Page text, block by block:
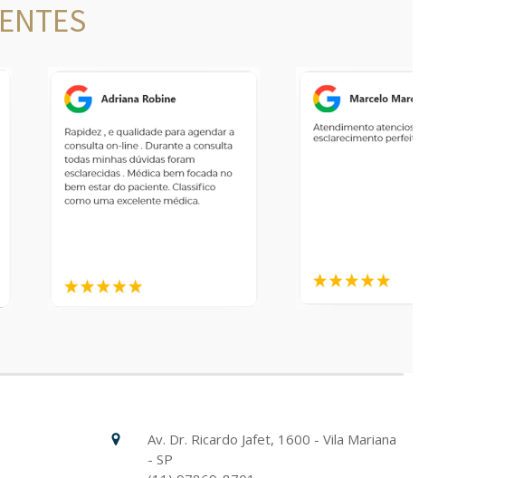
Av. Dr. Ricardo Jafet, 1600 - Vila Mariana
- SP